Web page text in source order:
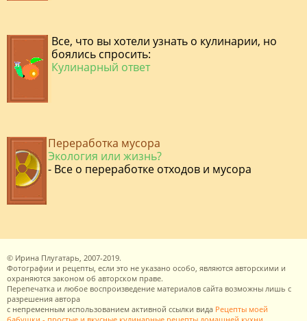
Все, что вы хотели узнать о кулинарии, но
боялись спросить:
Кулинарный ответ
Переработка мусора
Экология или жизнь?
- Все о переработке отходов и мусора
© Ирина Плугатарь, 2007-2019.
Фотографии и рецепты, если это не указано особо, являются авторскими и
охраняются законом об авторском праве.
Перепечатка и любое воспроизведение материалов сайта возможны лишь с
разрешения автора
с непременным использованием активной ссылки вида Рецепты моей